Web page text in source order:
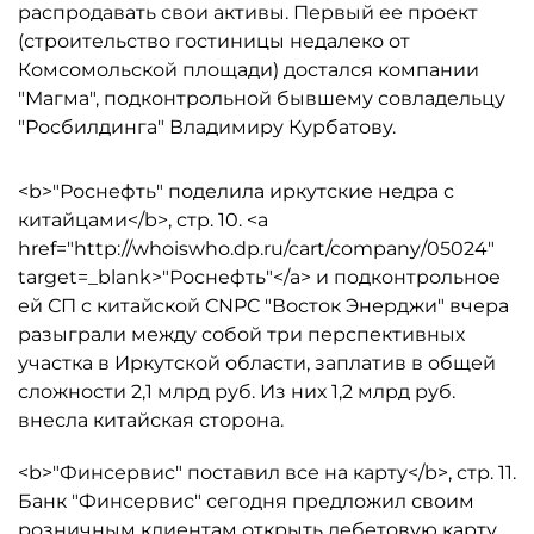
распродавать свои активы. Первый ее проект
(строительство гостиницы недалеко от
Комсомольской площади) достался компании
"Магма", подконтрольной бывшему совладельцу
"Росбилдинга" Владимиру Курбатову.
<b>"Роснефть" поделила иркутские недра с
китайцами</b>, стр. 10. <a
href="http://whoiswho.dp.ru/cart/company/05024"
target=_blank>"Роснефть"</a> и подконтрольное
ей СП с китайской CNPC "Восток Энерджи" вчера
разыграли между собой три перспективных
участка в Иркутской области, заплатив в общей
сложности 2,1 млрд руб. Из них 1,2 млрд руб.
внесла китайская сторона.
<b>"Финсервис" поставил все на карту</b>, стр. 11.
Банк "Финсервис" сегодня предложил своим